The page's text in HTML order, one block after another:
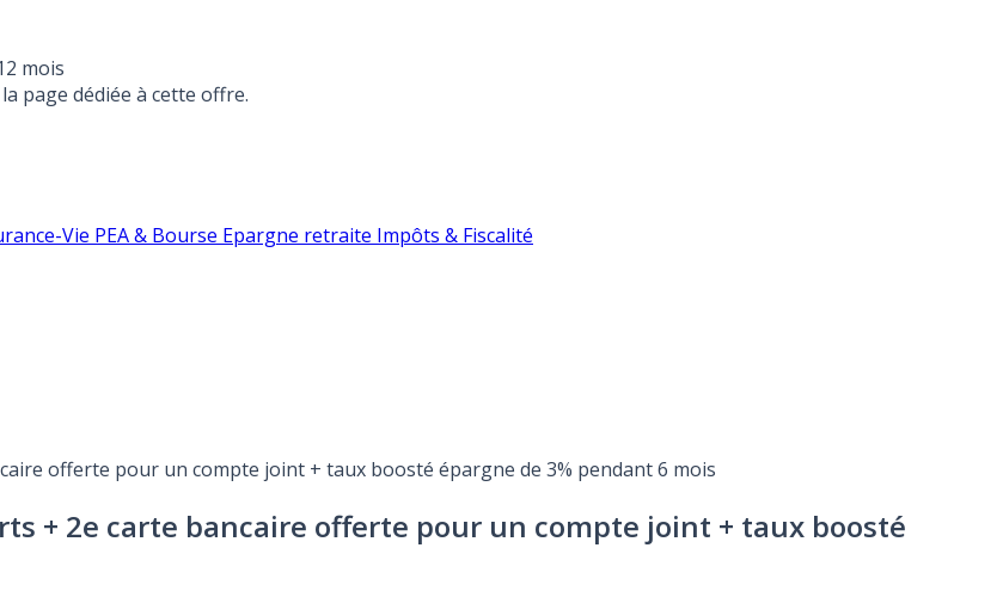
mois
page dédiée à cette offre.
Vie PEA & Bourse Epargne retraite Impôts & Fiscalité
offerte pour un compte joint + taux boosté épargne de 3% pendant 6 mois
+ 2e carte bancaire offerte pour un compte joint + taux boosté